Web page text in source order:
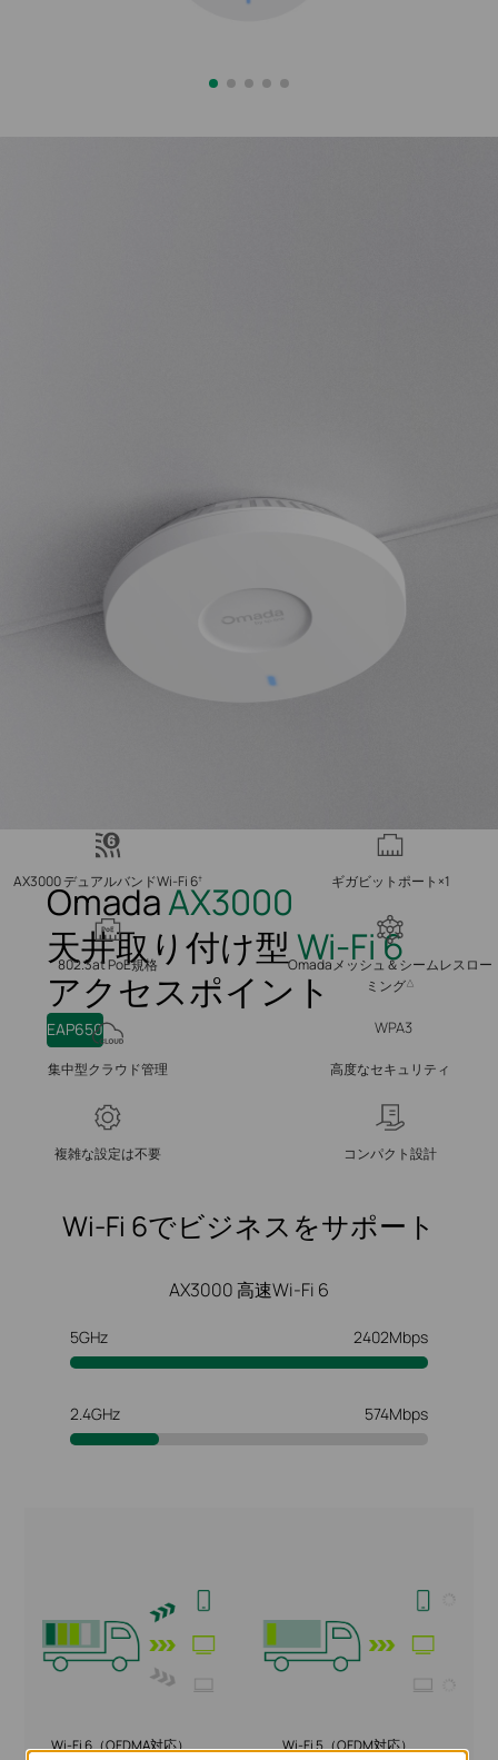
OmadaAX3000
天井取り付け型 Wi-Fi 6
アクセスポイント
EAP650
AX3000 デュアルバンドWi-Fi 6† ギガビットポート×1
802.3at PoE規格
Omadaメッシュ＆シームレスロー
ミング△
集中型クラウド管理
WPA3
高度なセキュリティ
複雑な設定は不要 コンパクト設計
Wi-Fi 6でビジネスをサポート
AX3000 高速Wi-Fi 6
5GHz 2402Mbps
2.4GHz 574Mbps
Wi-Fi 6（OFDMA対応） Wi-Fi 5（OFDM対応）